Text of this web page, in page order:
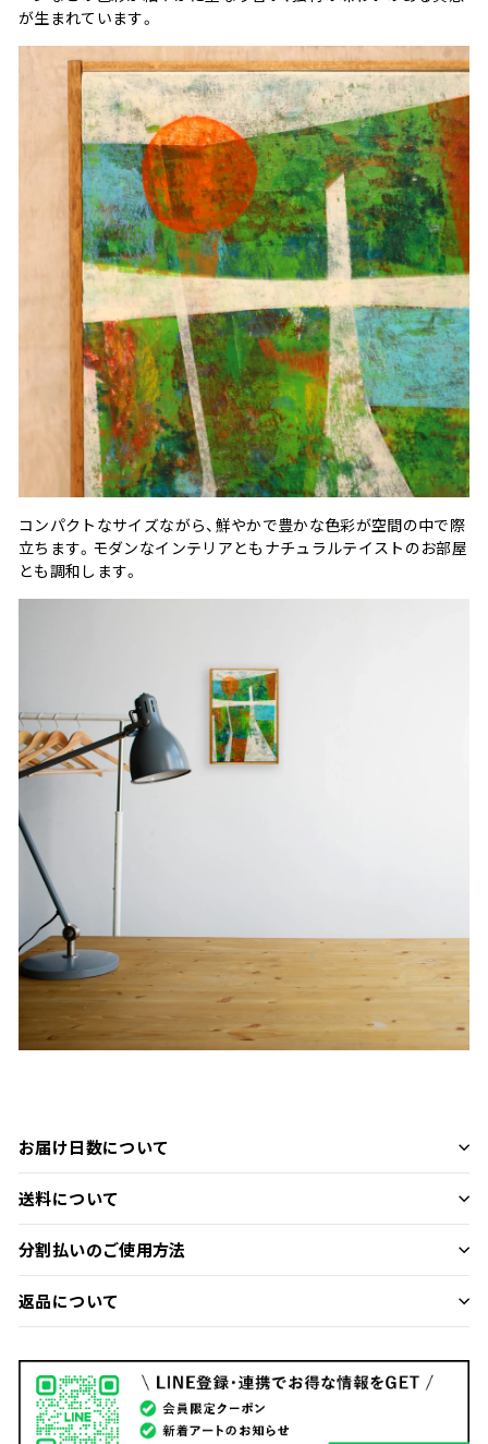
が生まれています。
コンパクトなサイズながら、鮮やかで豊かな色彩が空間の中で際
立ちます。モダンなインテリアともナチュラルテイストのお部屋
とも調和します。
お届け日数について
送料について
分割払いのご使用方法
返品について